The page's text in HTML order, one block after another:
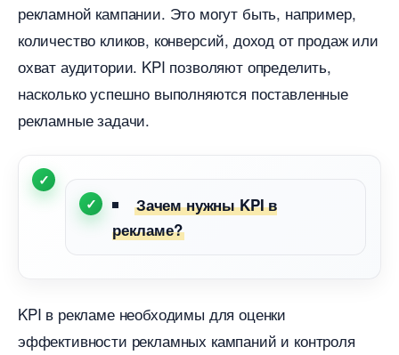
рекламной кампании. Это могут быть, например,
количество кликов, конверсий, доход от продаж или
охват аудитории. KPI позволяют определить,
насколько успешно выполняются поставленные
рекламные задачи.
Зачем нужны KPI
рекламе?
KPI в рекламе необходимы для оценки
эффективности рекламных кампаний и контроля